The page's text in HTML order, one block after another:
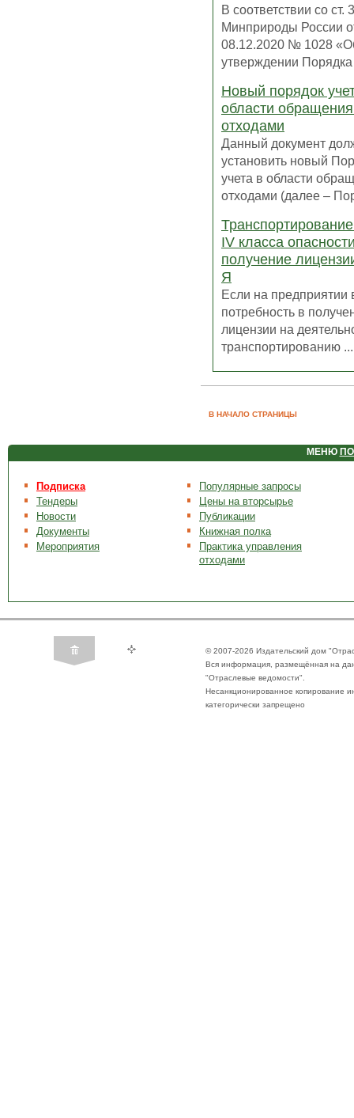
В соответствии со ст.
Минприроды России
08.12.2020 № 1028
утверждении Порядка
Новый порядок
области
отходами
Данный документ
установить новый
учета в области
отходами (далее –
IV класса
получение
Я
Если на предприятии
потребность в
лицензии на
транспортированию ...
В НАЧАЛО СТРАНИЦЫ
МЕНЮ
Подписка
Тендеры
Новости
Документы
Мероприятия
Популярные запросы
Цены на вторсырье
Публикации
Книжная полка
Практика управления
отходами
© 2007-2026 Издательский дом
Вся информация, размещённая на
"Отраслевые ведомости".
Несанкционированное копирование
категорически запрещено